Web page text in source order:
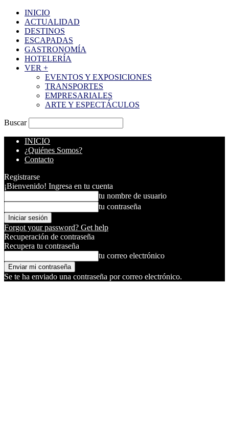
INICIO
ACTUALIDAD
DESTINOS
ESCAPADAS
GASTRONOMÍA
HOTELERÍA
VER +
EVENTOS Y EXPOSICIONES
TRANSPORTES
EMPRESARIALES
ARTE Y ESPECTÁCULOS
Buscar
INICIO
¿Quiénes Somos?
Contacto
Registrarse
¡Bienvenido! Ingresa en tu cuenta
tu nombre de usuario
tu contraseña
Forgot your password? Get help
Recuperación de contraseña
Recupera tu contraseña
tu correo electrónico
Se te ha enviado una contraseña por correo electrónico.